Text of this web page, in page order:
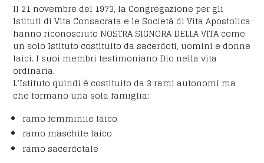
Il 21 novembre del 1973, la Congregazione per gli
Istituti di Vita Consacrata e le Società di Vita Apostolica
hanno riconosciuto NOSTRA SIGNORA DELLA VITA come
un solo Istituto costituito da sacerdoti, uomini e donne
laici. I suoi membri testimoniano Dio nella vita
ordinaria.
L’Istituto quindi è costituito da 3 rami autonomi ma
che formano una sola famiglia:
ramo femminile laico
ramo maschile laico
ramo sacerdotale